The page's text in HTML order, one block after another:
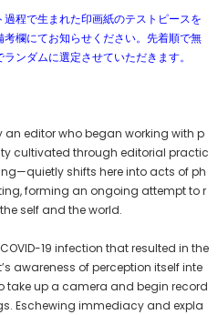
程で生まれた印画紙のテストピースを
欄にてお知らせください。先着順で無
ンダムに選定させていただきます。
editor who began working with p
cultivated through editorial practic
shifts here into acts of ph
forming an ongoing attempt to r
self and the world.
19 infection that resulted in the
awareness of perception itself inte
take up a camera and begin record
Eschewing immediacy and expla